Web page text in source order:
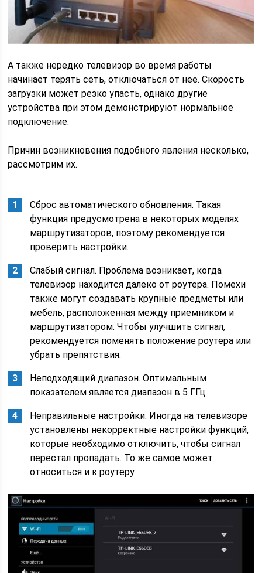
А также нередко телевизор во время работы
начинает терять сеть, отключаться от нее. Скорость
загрузки может резко упасть, однако другие
устройства при этом демонстрируют нормальное
подключение.
Причин возникновения подобного явления несколько,
рассмотрим их.
Сброс автоматического обновления. Такая
функция предусмотрена в некоторых моделях
маршрутизаторов, поэтому рекомендуется
проверить настройки.
Слабый сигнал. Проблема возникает, когда
телевизор находится далеко от роутера. Помехи
также могут создавать крупные предметы или
мебель, расположенная между приемником и
маршрутизатором. Чтобы улучшить сигнал,
рекомендуется поменять положение роутера или
убрать препятствия.
Неподходящий диапазон. Оптимальным
показателем является диапазон в 5 ГГц.
Неправильные настройки. Иногда на телевизоре
установлены некорректные настройки функций,
которые необходимо отключить, чтобы сигнал
перестал пропадать. То же самое может
относиться и к роутеру.